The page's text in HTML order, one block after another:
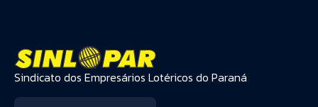
Sindicato dos Empresários Lotéricos do Paraná